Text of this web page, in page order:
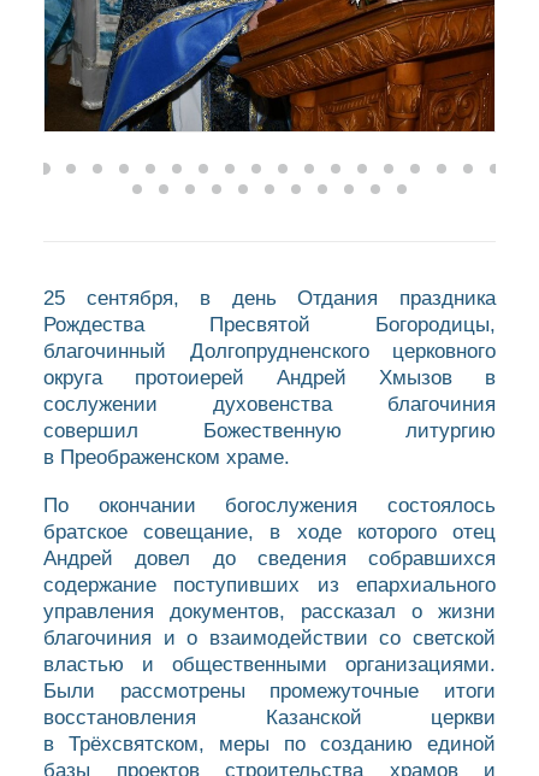
25 сентября, в день Отдания праздника
Рождества Пресвятой Богородицы,
благочинный Долгопрудненского церковного
округа протоиерей Андрей Хмызов в
сослужении духовенства благочиния
совершил Божественную литургию
в Преображенском храме.
По окончании богослужения состоялось
братское совещание, в ходе которого отец
Андрей довел до сведения собравшихся
содержание поступивших из епархиального
управления документов, рассказал о жизни
благочиния и о взаимодействии со светской
властью и общественными организациями.
Были рассмотрены промежуточные итоги
восстановления Казанской церкви
в Трёхсвятском, меры по созданию единой
базы проектов строительства храмов и